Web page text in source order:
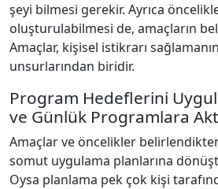
şeyi bilmesi gerekir. Ayrıca
oluşturulabilmesi de, amaçların
Amaçlar, kişisel istikrarı
unsurlarından biridir.
Program Hedeflerini
ve Günlük Programlara
Amaçlar ve öncelikler
somut uygulama planlarına
Oysa planlama pek çok kişi